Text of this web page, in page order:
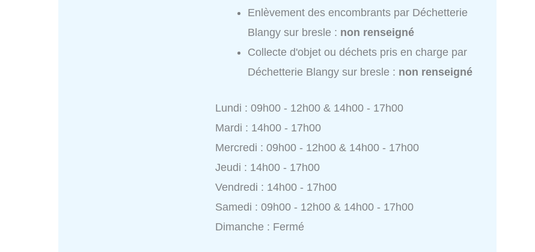
Enlèvement des encombrants par Déchetterie
Blangy sur bresle : non renseigné
Collecte d'objet ou déchets pris en charge par
Déchetterie Blangy sur bresle : non renseigné
Lundi : 09h00 - 12h00 & 14h00 - 17h00
Mardi : 14h00 - 17h00
Mercredi : 09h00 - 12h00 & 14h00 - 17h00
Jeudi : 14h00 - 17h00
Vendredi : 14h00 - 17h00
Samedi : 09h00 - 12h00 & 14h00 - 17h00
Dimanche : Fermé